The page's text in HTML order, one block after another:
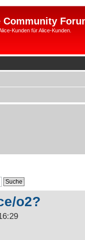
Community
Kunden für Alice-Kunden.
o2?